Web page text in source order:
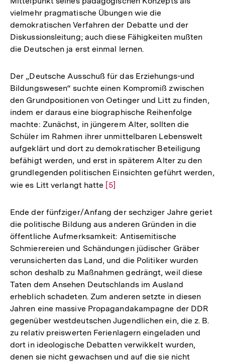
vielmehr pragmatische Übungen wie die
demokratischen Verfahren der Debatte und der
Diskussionsleitung; auch diese Fähigkeiten mußten
die Deutschen ja erst einmal lernen.
Der „Deutsche Ausschuß für das Erziehungs-und
Bildungswesen“ suchte einen Kompromiß zwischen
den Grundpositionen von Oetinger und Litt zu finden,
indem er daraus eine biographische Reihenfolge
machte: Zunächst, in jüngerem Alter, sollten die
Schüler im Rahmen ihrer unmittelbaren Lebenswelt
aufgeklärt und dort zu demokratischer Beteiligung
befähigt werden, und erst in späterem Alter zu den
grundlegenden politischen Einsichten geführt werden,
wie es Litt verlangt hatte Zur
der
Fußnote
[5]
Ende der fünfziger/Anfang der sechziger Jahre geriet
die politische Bildung aus anderen Gründen in die
öffentliche Aufmerksamkeit: Antisemitische
Schmierereien und Schändungen jüdischer Gräber
verunsicherten das Land, und die Politiker wurden
schon deshalb zu Maßnahmen gedrängt, weil diese
Taten dem Ansehen Deutschlands im Ausland
erheblich schadeten. Zum anderen setzte in diesen
Jahren eine massive Propagandakampagne der DDR
gegenüber westdeutschen Jugendlichen ein, die z. B.
zu relativ preiswerten Ferienlagern eingeladen und
dort in ideologische Debatten verwikkelt wurden,
denen sie nicht gewachsen und auf die sie nicht